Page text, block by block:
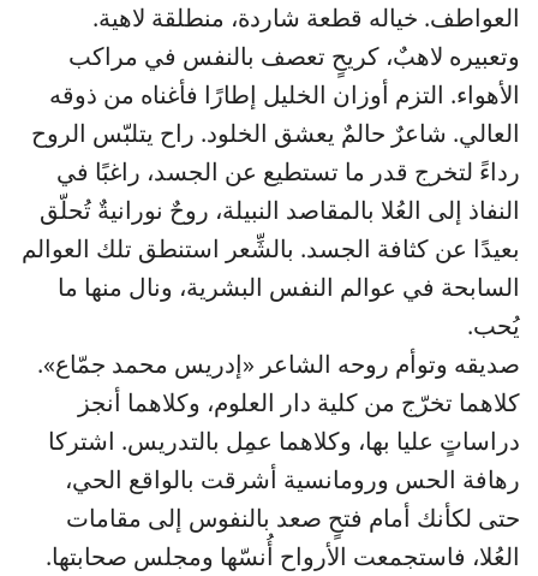
العواطف. خياله قطعة شاردة، منطلقة لاهية.
وتعبيره لاهبٌ، كريحٍ تعصف بالنفس في مراكب
الأهواء. التزم أوزان الخليل إطارًا فأغناه من ذوقه
العالي. شاعرٌ حالمٌ يعشق الخلود. راح يتلبّس الروح
رداءً لتخرج قدر ما تستطيع عن الجسد، راغبًا في
النفاذ إلى العُلا بالمقاصد النبيلة، روحٌ نورانيةٌ تُحلّق
بعيدًا عن كثافة الجسد. بالشِّعر استنطق تلك العوالم
السابحة في عوالم النفس البشرية، ونال منها ما
يُحب.
صديقه وتوأم روحه الشاعر «إدريس محمد جمّاع».
كلاهما تخرّج من كلية دار العلوم، وكلاهما أنجز
دراساتٍ عليا بها، وكلاهما عمِل بالتدريس. اشتركا
رهافة الحس ورومانسية أشرقت بالواقع الحي،
حتى لكأنك أمام فتحٍ صعد بالنفوس إلى مقامات
العُلا، فاستجمعت الأرواح أُنسّها ومجلس صحابتها.